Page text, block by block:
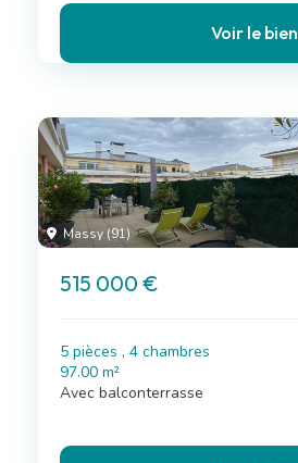
Voir le bien
Massy (91)
515 000 €
5 pièces , 4 chambres
97.00 m²
Avec balconterrasse